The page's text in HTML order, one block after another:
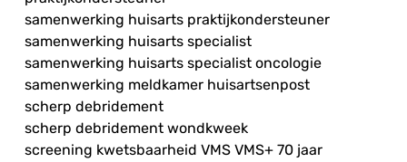
samenwerking huisarts praktijkondersteuner
samenwerking huisarts specialist
samenwerking huisarts specialist oncologie
samenwerking meldkamer huisartsenpost
scherp debridement
scherp debridement wondkweek
screening kwetsbaarheid VMS VMS+ 70 jaar